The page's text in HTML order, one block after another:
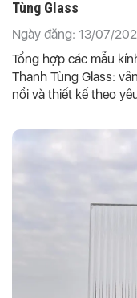
Tùng Glass
Ngày đăng: 13/07/
Tổng hợp các mẫu
Thanh Tùng Glass:
nổi và thiết kế theo